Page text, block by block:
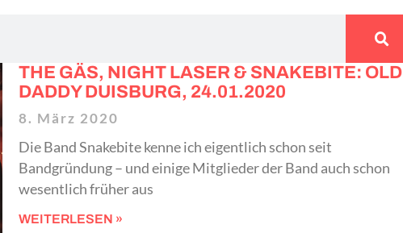
THE GÄS, NIGHT LASER & SNAKEBITE: OLD
DADDY DUISBURG, 24.01.2020
8. März 2020
Die Band Snakebite kenne ich eigentlich schon seit
Bandgründung – und einige Mitglieder der Band auch schon
wesentlich früher aus
WEITERLESEN »